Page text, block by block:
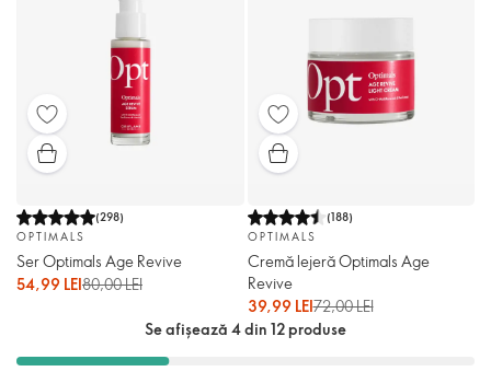
(298)
OPTIMALS
Ser Optimals Age Revive
54,99 LEI80,00 LEI
(188)
OPTIMALS
Cremă lejeră Optimals Age
Revive
39,99 LEI72,00 LEI
Se afișează 4 din 12 produse